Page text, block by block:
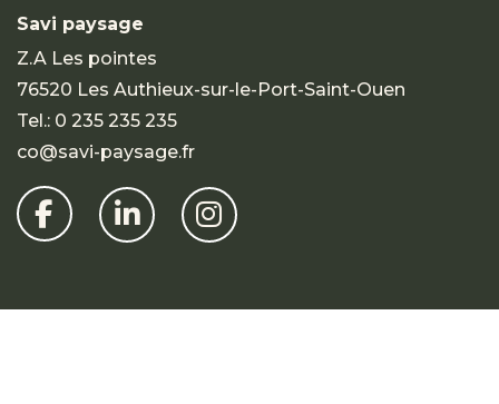
Savi paysage
Z.A Les pointes
76520 Les Authieux-sur-le-Port-Saint-Ouen
Tel.: 0 235 235 235
co@savi-paysage.fr